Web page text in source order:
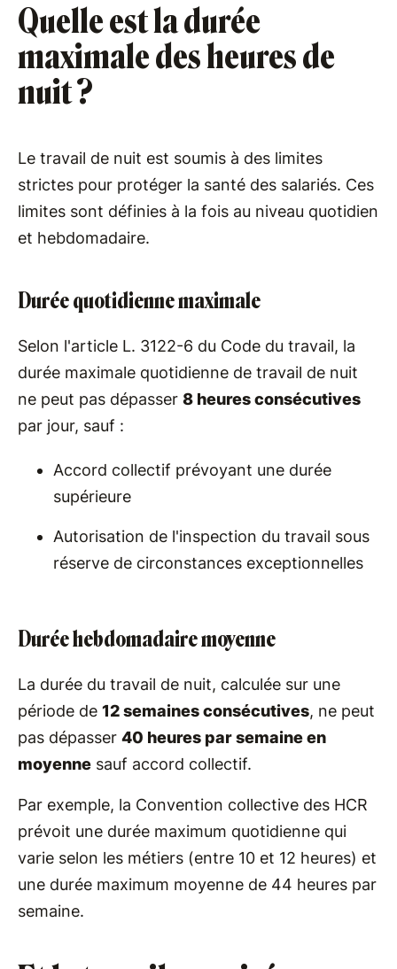
Quelle est la durée
maximale des heures de
nuit ?
Le travail de nuit est soumis à des limites
strictes pour protéger la santé des salariés. Ces
limites sont définies à la fois au niveau quotidien
et hebdomadaire.
Durée quotidienne maximale
Selon l'article L. 3122-6 du Code du travail, la
durée maximale quotidienne de travail de nuit
ne peut pas dépasser 8 heures consécutives
par jour, sauf :
Accord collectif prévoyant une durée
supérieure
Autorisation de l'inspection du travail sous
réserve de circonstances exceptionnelles
Durée hebdomadaire moyenne
La durée du travail de nuit, calculée sur une
période de 12 semaines consécutives, ne peut
pas dépasser 40 heures par semaine en
moyenne sauf accord collectif.
Par exemple, la Convention collective des HCR
prévoit une durée maximum quotidienne qui
varie selon les métiers (entre 10 et 12 heures) et
une durée maximum moyenne de 44 heures par
semaine.